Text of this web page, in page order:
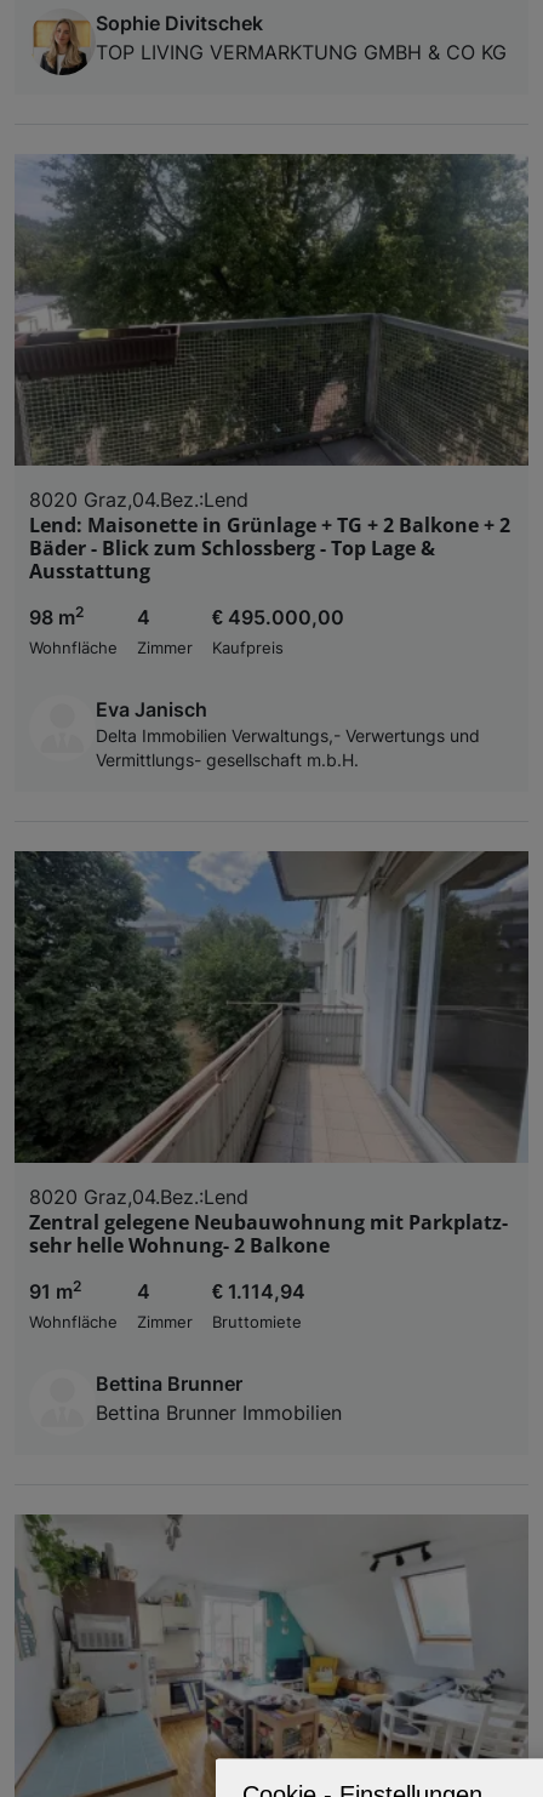
Sophie Divitschek
TOP LIVING VERMARKTUNG GMBH & CO KG
8020 Graz,04.Bez.:Lend
Lend: Maisonette in Grünlage + TG + 2 Balkone + 2
Bäder - Blick zum Schlossberg - Top Lage &
Ausstattung
98 m2
Wohnfläche
4
Zimmer
€ 495.000,00
Kaufpreis
Eva Janisch
Delta Immobilien Verwaltungs,- Verwertungs und
Vermittlungs- gesellschaft m.b.H.
8020 Graz,04.Bez.:Lend
Zentral gelegene Neubauwohnung mit Parkplatz-
sehr helle Wohnung- 2 Balkone
91 m2
Wohnfläche
4
Zimmer
€ 1.114,94
Bruttomiete
Bettina Brunner
Bettina Brunner Immobilien